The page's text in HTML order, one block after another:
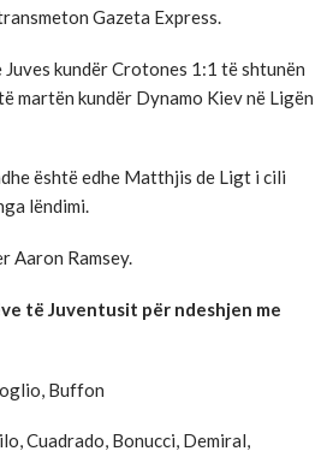
Gazeta Express.
Juves kundër Crotones 1:1 të shtunën
martën kundër Dynamo Kiev në Ligën
është edhe Matthjis de Ligt i cili
lëndimi.
Aaron Ramsey.
të Juventusit për ndeshjen me
Buffon
Cuadrado, Bonucci, Demiral,